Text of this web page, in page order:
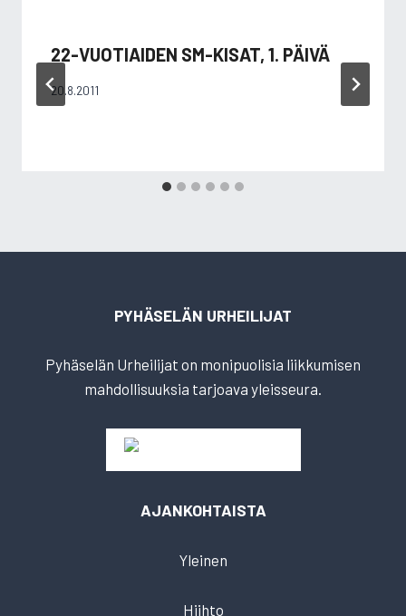
22-VUOTIAIDEN SM-KISAT, 1. PÄIVÄ
20.8.2011
PYHÄSELÄN URHEILIJAT
Pyhäselän Urheilijat on monipuolisia liikkumisen
mahdollisuuksia tarjoava yleisseura.
AJANKOHTAISTA
Yleinen
Hiihto